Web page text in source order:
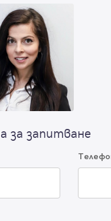
за запитване